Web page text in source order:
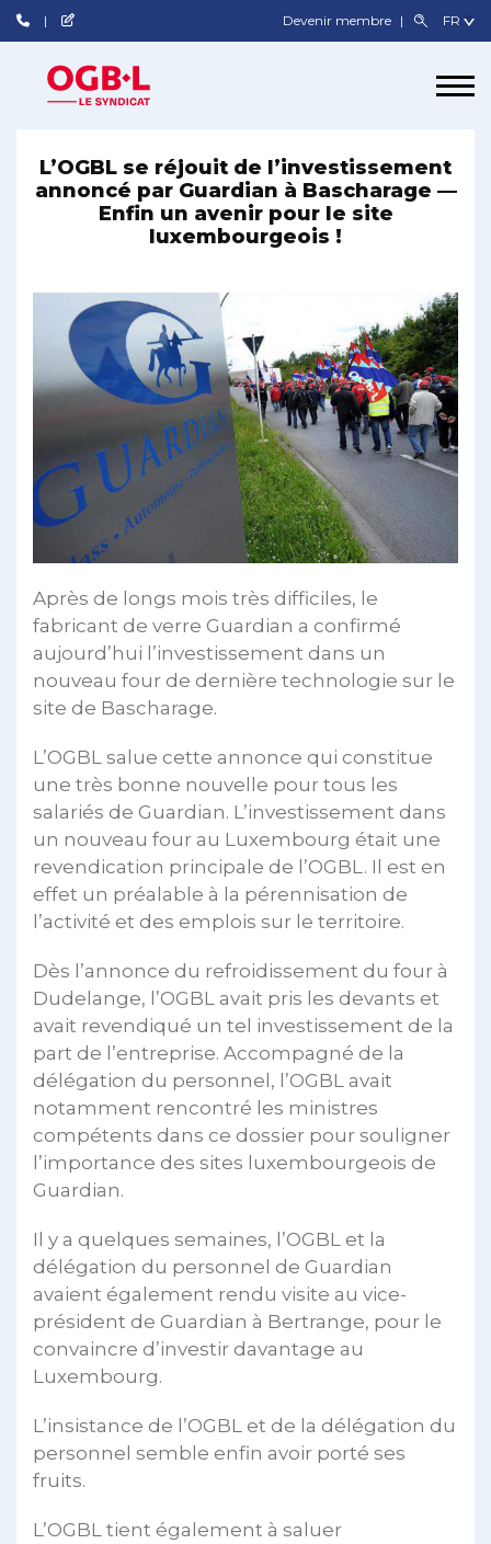
Devenir membre
L’OGBL se réjouit de l’investissement
annoncé par Guardian à Bascharage —
Enfin un avenir pour le site
luxembourgeois !
Après de longs mois très difficiles, le
fabricant de verre Guardian a confirmé
aujourd’hui l’investissement dans un
nouveau four de dernière technologie sur le
site de Bascharage.
L’OGBL salue cette annonce qui constitue
une très bonne nouvelle pour tous les
salariés de Guardian. L’investissement dans
un nouveau four au Luxembourg était une
revendication principale de l’OGBL. Il est en
effet un préalable à la pérennisation de
l’activité et des emplois sur le territoire.
Dès l’annonce du refroidissement du four à
Dudelange, l’OGBL avait pris les devants et
avait revendiqué un tel investissement de la
part de l’entreprise. Accompagné de la
délégation du personnel, l’OGBL avait
notamment rencontré les ministres
compétents dans ce dossier pour souligner
l’importance des sites luxembourgeois de
Guardian.
Il y a quelques semaines, l’OGBL et la
délégation du personnel de Guardian
avaient également rendu visite au vice-
président de Guardian à Bertrange, pour le
convaincre d’investir davantage au
Luxembourg.
L’insistance de l’OGBL et de la délégation du
personnel semble enfin avoir porté ses
fruits.
L’OGBL tient également à saluer